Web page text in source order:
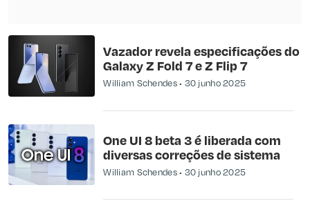
Vazador revela especificações do
Galaxy Z Fold 7 e Z Flip 7
William Schendes 30 junho 2025
One UI 8 beta 3 é liberada com
diversas correções de sistema
William Schendes 30 junho 2025